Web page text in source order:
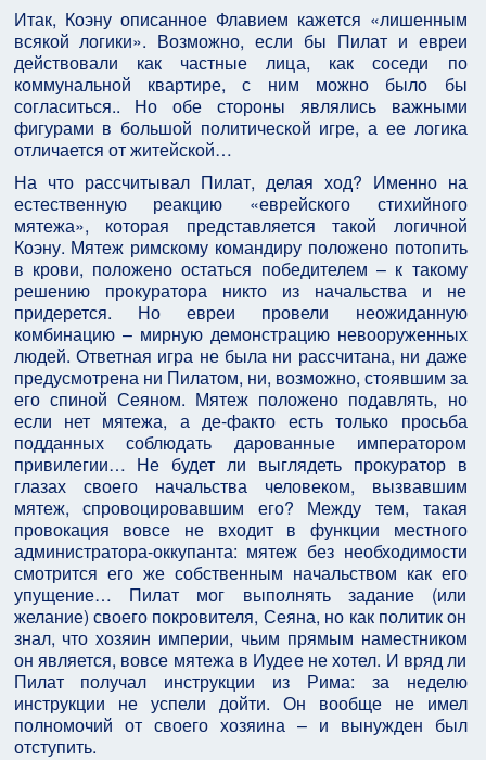
Итак, Коэну описанное Флавием кажется «лишенным
всякой логики». Возможно, если бы Пилат и евреи
действовали как частные лица, как соседи по
коммунальной квартире, с ним можно было бы
согласиться.. Но обе стороны являлись важными
фигурами в большой политической игре, а ее логика
отличается от житейской…
На что рассчитывал Пилат, делая ход? Именно на
естественную реакцию «еврейского стихийного
мятежа», которая представляется такой логичной
Коэну. Мятеж римскому командиру положено потопить
в крови, положено остаться победителем – к такому
решению прокуратора никто из начальства и не
придерется. Но евреи провели неожиданную
комбинацию – мирную демонстрацию невооруженных
людей. Ответная игра не была ни рассчитана, ни даже
предусмотрена ни Пилатом, ни, возможно, стоявшим за
его спиной Сеяном. Мятеж положено подавлять, но
если нет мятежа, а де-факто есть только просьба
подданных соблюдать дарованные императором
привилегии… Не будет ли выглядеть прокуратор в
глазах своего начальства человеком, вызвавшим
мятеж, спровоцировавшим его? Между тем, такая
провокация вовсе не входит в функции местного
администратора-оккупанта: мятеж без необходимости
смотрится его же собственным начальством как его
упущение… Пилат мог выполнять задание (или
желание) своего покровителя, Сеяна, но как политик он
знал, что хозяин империи, чьим прямым наместником
он является, вовсе мятежа в Иудее не хотел. И вряд ли
Пилат получал инструкции из Рима: за неделю
инструкции не успели дойти. Он вообще не имел
полномочий от своего хозяина – и вынужден был
отступить.